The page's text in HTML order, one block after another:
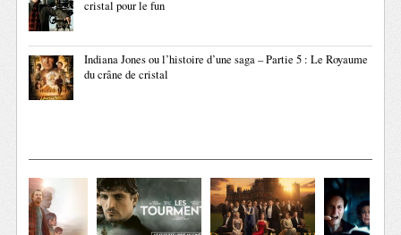
cristal pour le fun
Indiana Jones ou l’histoire d’une saga – Partie 5 : Le Royaume
du crâne de cristal